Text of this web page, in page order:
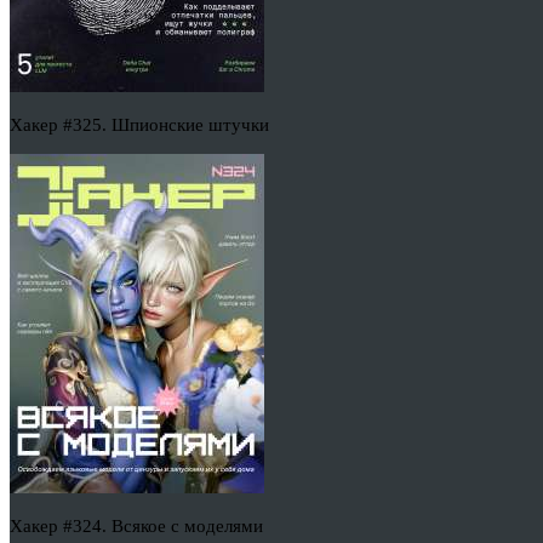
Хакер #325. Шпионские штучки
Хакер #324. Всякое с моделями